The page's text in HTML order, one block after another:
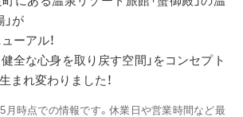
が
ーアル！
健全な心身を取り戻す空間」をコンセプト
まれ変わりました！
時点での情報です。休業日や営業時間など最